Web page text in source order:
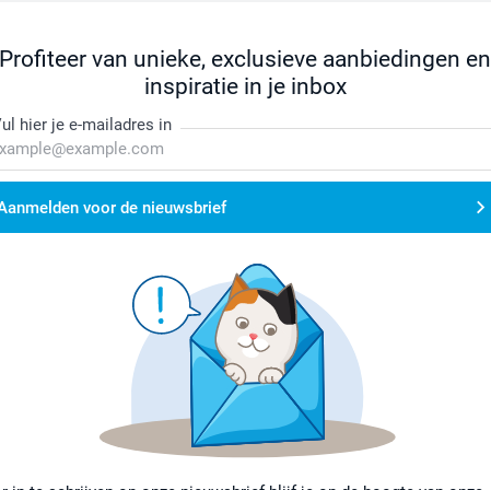
Profiteer van unieke, exclusieve aanbiedingen en
inspiratie in je inbox
hier je e-mailadres in
voor de nieuwsbrief